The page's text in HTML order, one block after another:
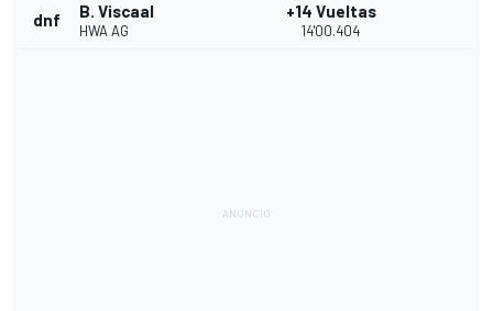
dnf B. Viscaal
HWA AG
+14 Vueltas
14'00.404